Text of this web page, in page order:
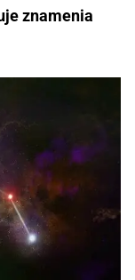
znamenia